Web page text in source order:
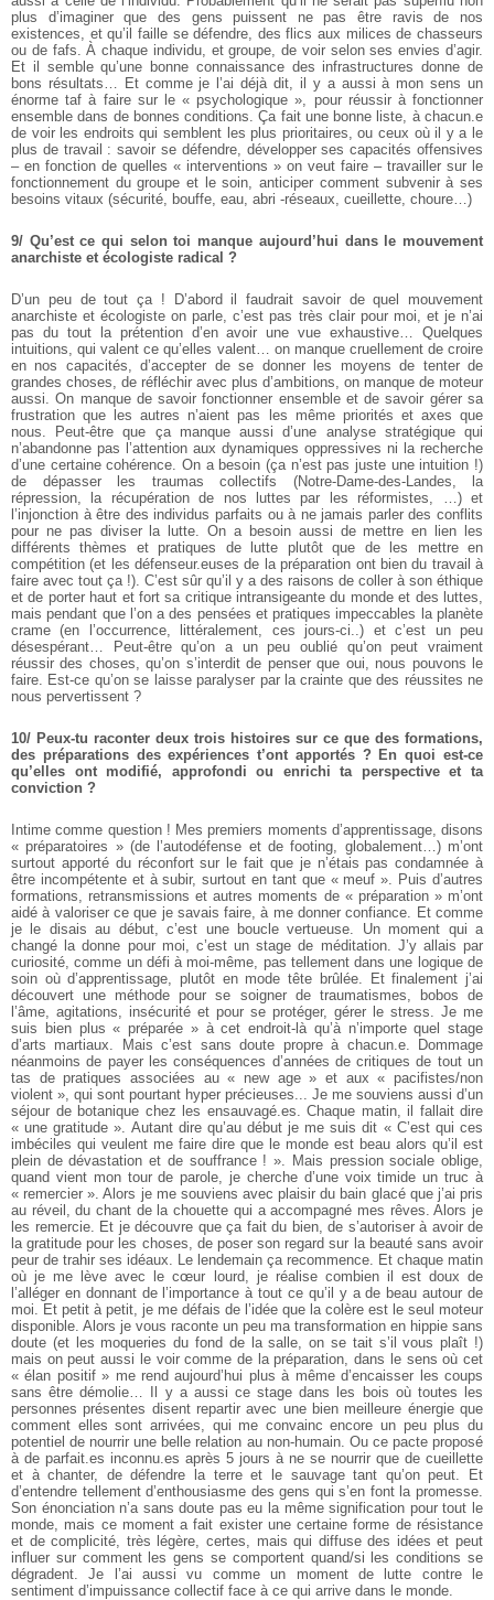
plus d’imaginer que des gens puissent ne pas être ravis de nos
existences, et qu’il faille se défendre, des flics aux milices de chasseurs
ou de fafs. À chaque individu, et groupe, de voir selon ses envies d’agir.
Et il semble qu’une bonne connaissance des infrastructures donne de
bons résultats… Et comme je l’ai déjà dit, il y a aussi à mon sens un
énorme taf à faire sur le « psychologique », pour réussir à fonctionner
ensemble dans de bonnes conditions. Ça fait une bonne liste, à chacun.e
de voir les endroits qui semblent les plus prioritaires, ou ceux où il y a le
plus de travail : savoir se défendre, développer ses capacités offensives
– en fonction de quelles « interventions » on veut faire – travailler sur le
fonctionnement du groupe et le soin, anticiper comment subvenir à ses
besoins vitaux (sécurité, bouffe, eau, abri -réseaux, cueillette, choure…)
9/ Qu’est ce qui selon toi manque aujourd’hui dans le mouvement
anarchiste et écologiste radical ?
D’un peu de tout ça ! D’abord il faudrait savoir de quel mouvement
anarchiste et écologiste on parle, c’est pas très clair pour moi, et je n’ai
pas du tout la prétention d’en avoir une vue exhaustive… Quelques
intuitions, qui valent ce qu’elles valent… on manque cruellement de croire
en nos capacités, d’accepter de se donner les moyens de tenter de
grandes choses, de réfléchir avec plus d’ambitions, on manque de moteur
aussi. On manque de savoir fonctionner ensemble et de savoir gérer sa
frustration que les autres n’aient pas les même priorités et axes que
nous. Peut-être que ça manque aussi d’une analyse stratégique qui
n’abandonne pas l’attention aux dynamiques oppressives ni la recherche
d’une certaine cohérence. On a besoin (ça n’est pas juste une intuition !)
de dépasser les traumas collectifs (Notre-Dame-des-Landes, la
répression, la récupération de nos luttes par les réformistes, …) et
l’injonction à être des individus parfaits ou à ne jamais parler des conflits
pour ne pas diviser la lutte. On a besoin aussi de mettre en lien les
différents thèmes et pratiques de lutte plutôt que de les mettre en
compétition (et les défenseur.euses de la préparation ont bien du travail à
faire avec tout ça !). C’est sûr qu’il y a des raisons de coller à son éthique
et de porter haut et fort sa critique intransigeante du monde et des luttes,
mais pendant que l’on a des pensées et pratiques impeccables la planète
crame (en l’occurrence, littéralement, ces jours-ci..) et c’est un peu
désespérant… Peut-être qu’on a un peu oublié qu’on peut vraiment
réussir des choses, qu’on s’interdit de penser que oui, nous pouvons le
faire. Est-ce qu’on se laisse paralyser par la crainte que des réussites ne
nous pervertissent ?
10/ Peux-tu raconter deux trois histoires sur ce que des formations,
des préparations des expériences t’ont apportés ? En quoi est-ce
qu’elles ont modifié, approfondi ou enrichi ta perspective et ta
conviction ?
Intime comme question ! Mes premiers moments d’apprentissage, disons
« préparatoires » (de l’autodéfense et de footing, globalement…) m’ont
surtout apporté du réconfort sur le fait que je n’étais pas condamnée à
être incompétente et à subir, surtout en tant que « meuf ». Puis d’autres
formations, retransmissions et autres moments de « préparation » m’ont
aidé à valoriser ce que je savais faire, à me donner confiance. Et comme
je le disais au début, c’est une boucle vertueuse. Un moment qui a
changé la donne pour moi, c’est un stage de méditation. J’y allais par
curiosité, comme un défi à moi-même, pas tellement dans une logique de
soin où d’apprentissage, plutôt en mode tête brûlée. Et finalement j’ai
découvert une méthode pour se soigner de traumatismes, bobos de
l’âme, agitations, insécurité et pour se protéger, gérer le stress. Je me
suis bien plus « préparée » à cet endroit-là qu’à n’importe quel stage
d’arts martiaux. Mais c’est sans doute propre à chacun.e. Dommage
néanmoins de payer les conséquences d’années de critiques de tout un
tas de pratiques associées au « new age » et aux « pacifistes/non
violent », qui sont pourtant hyper précieuses... Je me souviens aussi d’un
séjour de botanique chez les ensauvagé.es. Chaque matin, il fallait dire
« une gratitude ». Autant dire qu’au début je me suis dit « C’est qui ces
imbéciles qui veulent me faire dire que le monde est beau alors qu’il est
plein de dévastation et de souffrance ! ». Mais pression sociale oblige,
quand vient mon tour de parole, je cherche d’une voix timide un truc à
« remercier ». Alors je me souviens avec plaisir du bain glacé que j’ai pris
au réveil, du chant de la chouette qui a accompagné mes rêves. Alors je
les remercie. Et je découvre que ça fait du bien, de s’autoriser à avoir de
la gratitude pour les choses, de poser son regard sur la beauté sans avoir
peur de trahir ses idéaux. Le lendemain ça recommence. Et chaque matin
où je me lève avec le cœur lourd, je réalise combien il est doux de
l’alléger en donnant de l’importance à tout ce qu’il y a de beau autour de
moi. Et petit à petit, je me défais de l’idée que la colère est le seul moteur
disponible. Alors je vous raconte un peu ma transformation en hippie sans
doute (et les moqueries du fond de la salle, on se tait s’il vous plaît !)
mais on peut aussi le voir comme de la préparation, dans le sens où cet
« élan positif » me rend aujourd’hui plus à même d’encaisser les coups
sans être démolie… Il y a aussi ce stage dans les bois où toutes les
personnes présentes disent repartir avec une bien meilleure énergie que
comment elles sont arrivées, qui me convainc encore un peu plus du
potentiel de nourrir une belle relation au non-humain. Ou ce pacte proposé
à de parfait.es inconnu.es après 5 jours à ne se nourrir que de cueillette
et à chanter, de défendre la terre et le sauvage tant qu’on peut. Et
d’entendre tellement d’enthousiasme des gens qui s’en font la promesse.
Son énonciation n’a sans doute pas eu la même signification pour tout le
monde, mais ce moment a fait exister une certaine forme de résistance
et de complicité, très légère, certes, mais qui diffuse des idées et peut
influer sur comment les gens se comportent quand/si les conditions se
dégradent. Je l’ai aussi vu comme un moment de lutte contre le
sentiment d’impuissance collectif face à ce qui arrive dans le monde.